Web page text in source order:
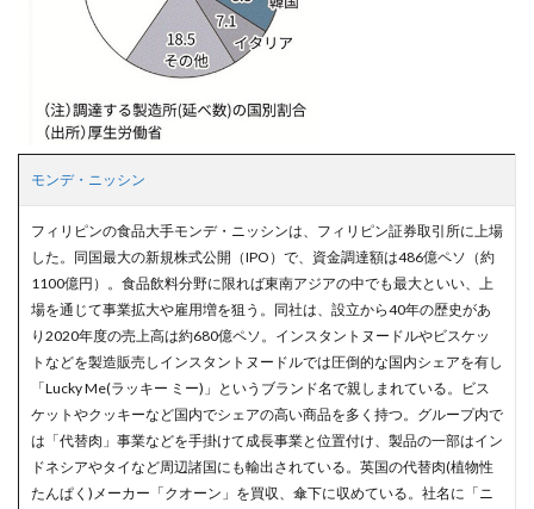
モンデ・ニッシン
フィリピンの食品大手モンデ・ニッシンは、フィリピン証券取引所に上場
した。同国最大の新規株式公開（IPO）で、資金調達額は486億ペソ（約
1100億円）。食品飲料分野に限れば東南アジアの中でも最大といい、上
場を通じて事業拡大や雇用増を狙う。同社は、設立から40年の歴史があ
り2020年度の売上高は約680億ペソ。インスタントヌードルやビスケッ
トなどを製造販売しインスタントヌードルでは圧倒的な国内シェアを有し
「Lucky Me(ラッキー ミー)」というブランド名で親しまれている。ビス
ケットやクッキーなど国内でシェアの高い商品を多く持つ。グループ内で
は「代替肉」事業などを手掛けて成長事業と位置付け、製品の一部はイン
ドネシアやタイなど周辺諸国にも輸出されている。英国の代替肉(植物性
たんぱく)メーカー「クオーン」を買収、傘下に収めている。社名に「ニ